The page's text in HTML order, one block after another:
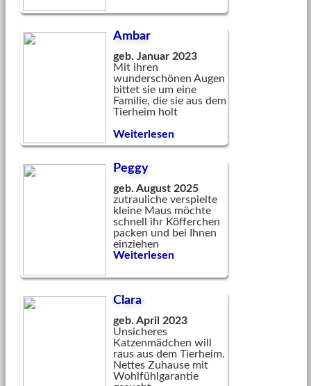
Ambar
geb. Januar 2023
Mit ihren
wunderschönen Augen
bittet sie um eine
Familie, die sie aus dem
Tierheim holt
Weiterlesen
Peggy
geb. August 2025
zutrauliche verspielte
kleine Maus möchte
schnell ihr Köfferchen
packen und bei Ihnen
einziehen
Weiterlesen
Clara
geb. April 2023
Unsicheres
Katzenmädchen will
raus aus dem Tierheim.
Nettes Zuhause mit
Wohlfühlgarantie